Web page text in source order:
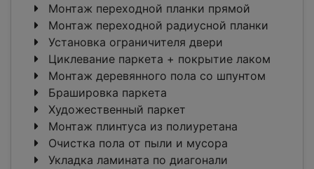
Монтаж переходной планки прямой
Монтаж переходной радиусной планки
Установка ограничителя двери
Циклевание паркета + покрытие лаком
Монтаж деревянного пола со шпунтом
Брашировка паркета
Художественный паркет
Монтаж плинтуса из полиуретана
Очистка пола от пыли и мусора
Укладка ламината по диагонали